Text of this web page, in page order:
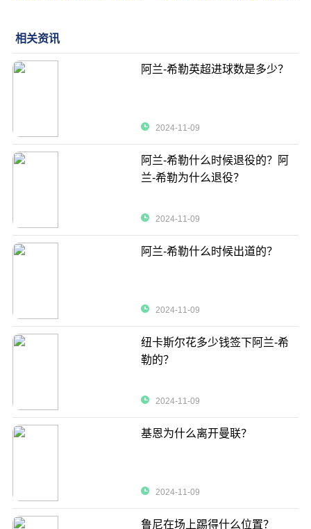
相关资讯
阿兰-希勒英超进球数是多少？
2024-11-09
阿兰-希勒什么时候退役的？阿
兰-希勒为什么退役？
2024-11-09
阿兰-希勒什么时候出道的？
2024-11-09
纽卡斯尔花多少钱签下阿兰-希
勒的？
2024-11-09
基恩为什么离开曼联？
2024-11-09
鲁尼在场上踢得什么位置？